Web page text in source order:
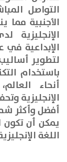
التواصل
الأجنبية
الإنجليزية
الإبداعية في
لتطوير
باستخدام
أنحاء
الإنجليزية
أفضل وأكثر
يمكن أن تكون
اللغة